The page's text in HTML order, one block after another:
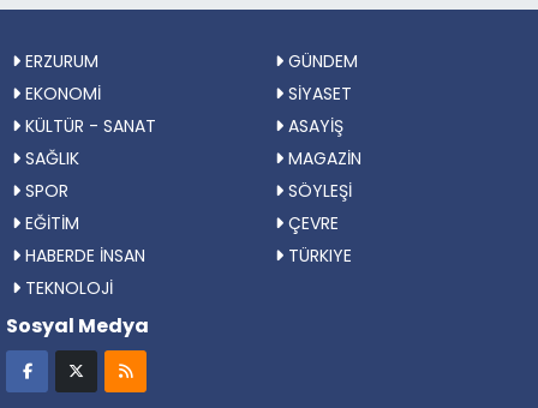
ERZURUM
GÜNDEM
EKONOMİ
SİYASET
KÜLTÜR - SANAT
ASAYİŞ
SAĞLIK
MAGAZİN
SPOR
SÖYLEŞİ
EĞİTİM
ÇEVRE
HABERDE İNSAN
TÜRKIYE
TEKNOLOJİ
Sosyal Medya